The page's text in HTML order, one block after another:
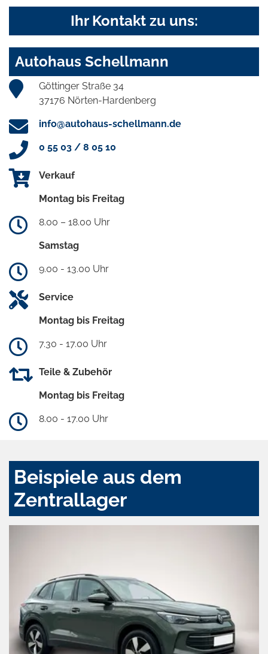
Ihr Kontakt zu uns:
Autohaus Schellmann
Göttinger Straße 34
37176 Nörten-Hardenberg
info@autohaus-schellmann.de
0 55 03 / 8 05 10
Verkauf
Montag bis Freitag
8.00 – 18.00 Uhr
Samstag
9.00 - 13.00 Uhr
Service
Montag bis Freitag
7.30 - 17.00 Uhr
Teile & Zubehör
Montag bis Freitag
8.00 - 17.00 Uhr
Beispiele aus dem
Zentrallager